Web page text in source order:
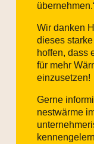
Wir danken
dieses
hoffen, dass
für mehr
einzusetzen!
Gerne
nestwärme